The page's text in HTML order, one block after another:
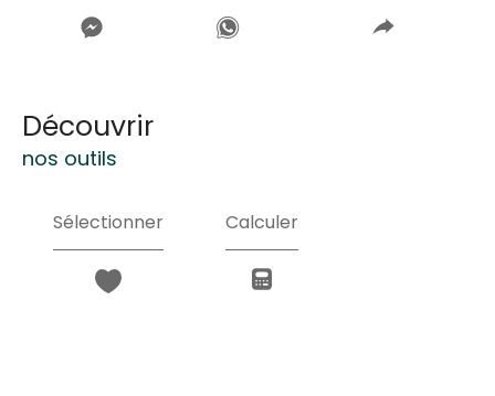
découvrir
nos outils
Sélectionner Calculer